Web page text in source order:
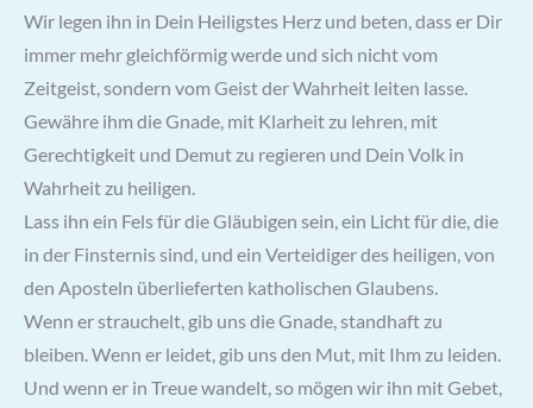
Wir legen ihn in Dein Heiligstes Herz und beten, dass er Dir
immer mehr gleichförmig werde und sich nicht vom
Zeitgeist, sondern vom Geist der Wahrheit leiten lasse.
Gewähre ihm die Gnade, mit Klarheit zu lehren, mit
Gerechtigkeit und Demut zu regieren und Dein Volk in
Wahrheit zu heiligen.
Lass ihn ein Fels für die Gläubigen sein, ein Licht für die, die
in der Finsternis sind, und ein Verteidiger des heiligen, von
den Aposteln überlieferten katholischen Glaubens.
Wenn er strauchelt, gib uns die Gnade, standhaft zu
bleiben. Wenn er leidet, gib uns den Mut, mit Ihm zu leiden.
Und wenn er in Treue wandelt, so mögen wir ihn mit Gebet,